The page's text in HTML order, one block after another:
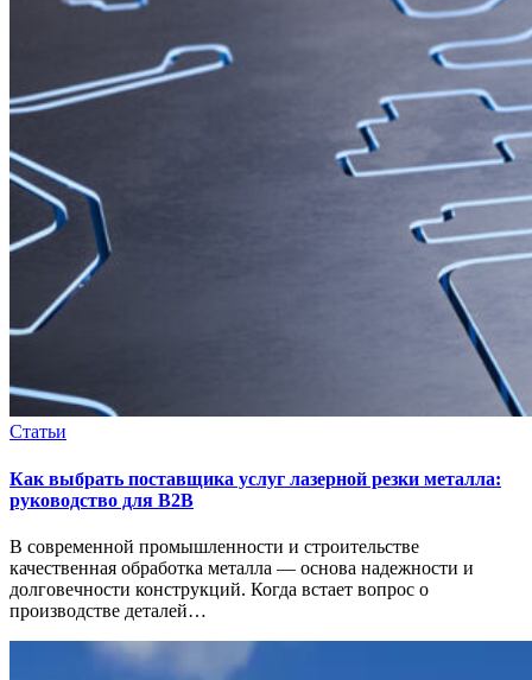
Статьи
Как выбрать поставщика услуг лазерной резки металла:
руководство для B2B
В современной промышленности и строительстве
качественная обработка металла — основа надежности и
долговечности конструкций. Когда встает вопрос о
производстве деталей…